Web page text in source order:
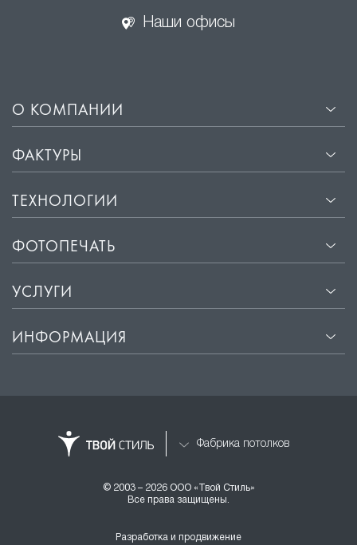
Наши офисы
О КОМПАНИИ
ФАКТУРЫ
ТЕХНОЛОГИИ
ФОТОПЕЧАТЬ
УСЛУГИ
ИНФОРМАЦИЯ
Фабрика потолков
© 2003 – 2026 ООО «Твой Стиль»
Все права защищены.
Разработка и продвижение